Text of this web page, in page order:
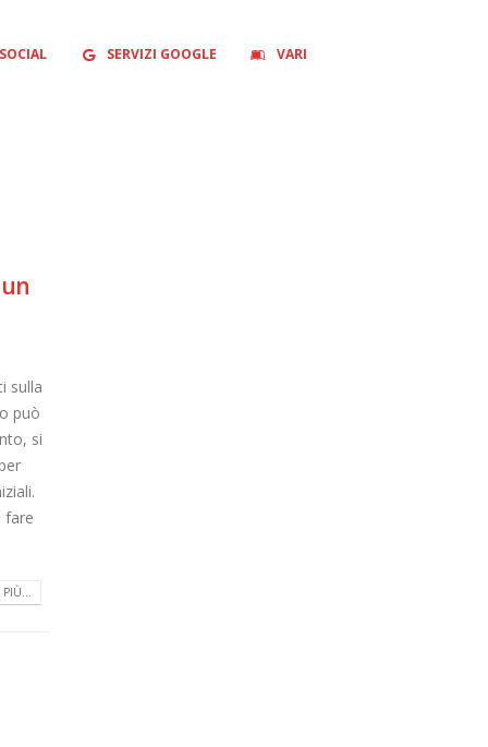
SOCIAL SERVIZI GOOGLE VARI
sulla
può
si
fare
PIÙ...